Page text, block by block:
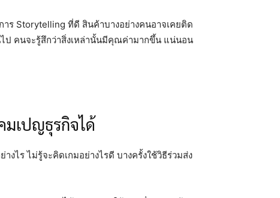
าร Storytelling ที่ดี สินค้าบางอย่างคนอาจเคยติด
ป คนจะรู้สึกว่าสิ่งเหล่านั้นมีคุณค่ามากขึ้น แน่นอน
มเปญธุรกิจได้
ไร ไม่รู้จะคิดเกมอย่างไรดี บางครั้งใช้วิธีร่วมส่ง